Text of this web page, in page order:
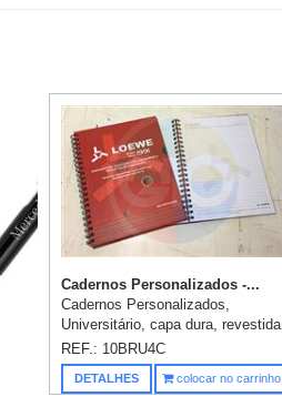
Cadernos Personalizados -...
Cadernos Personalizados,
Universitário, capa dura, revestida
em papel couchê 150gr, impressão
4 cores, acabamento capa/contra-
capa: laminação e empastament...
REF.: 10BRU4C
DETALHES colocar no carrinho